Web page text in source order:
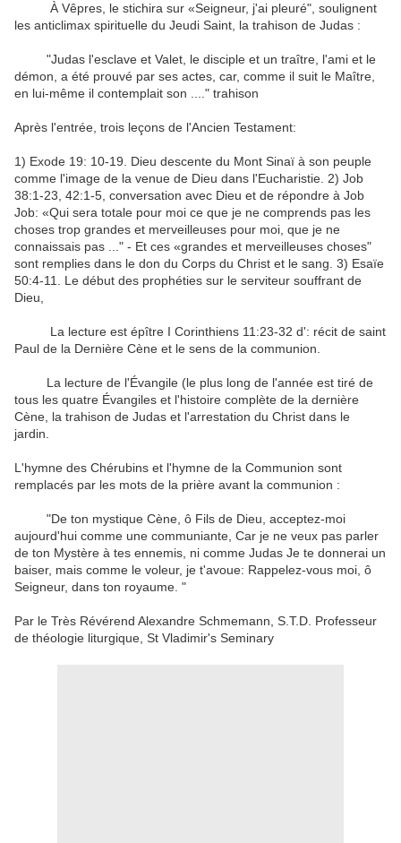
À Vêpres, le stichira sur «Seigneur, j'ai pleuré", soulignent
les anticlimax spirituelle du Jeudi Saint, la trahison de Judas :
"Judas l'esclave et Valet, le disciple et un traître, l'ami et le
démon, a été prouvé par ses actes, car, comme il suit le Maître,
en lui-même il contemplait son ...." trahison
Après l'entrée, trois leçons de l'Ancien Testament:
1) Exode 19: 10-19. Dieu descente du Mont Sinaï à son peuple
comme l'image de la venue de Dieu dans l'Eucharistie. 2) Job
38:1-23, 42:1-5, conversation avec Dieu et de répondre à Job
Job: «Qui sera totale pour moi ce que je ne comprends pas les
choses trop grandes et merveilleuses pour moi, que je ne
connaissais pas ..." - Et ces «grandes et merveilleuses choses"
sont remplies dans le don du Corps du Christ et le sang. 3) Esaïe
50:4-11. Le début des prophéties sur le serviteur souffrant de
Dieu,
La lecture est épître I Corinthiens 11:23-32 d': récit de saint
Paul de la Dernière Cène et le sens de la communion.
La lecture de l'Évangile (le plus long de l'année est tiré de
tous les quatre Évangiles et l'histoire complète de la dernière
Cène, la trahison de Judas et l'arrestation du Christ dans le
jardin.
L'hymne des Chérubins et l'hymne de la Communion sont
remplacés par les mots de la prière avant la communion :
"De ton mystique Cène, ô Fils de Dieu, acceptez-moi
aujourd'hui comme une communiante, Car je ne veux pas parler
de ton Mystère à tes ennemis, ni comme Judas Je te donnerai un
baiser, mais comme le voleur, je t'avoue: Rappelez-vous moi, ô
Seigneur, dans ton royaume. "
Par le Très Révérend Alexandre Schmemann, S.T.D. Professeur
de théologie liturgique, St Vladimir's Seminary